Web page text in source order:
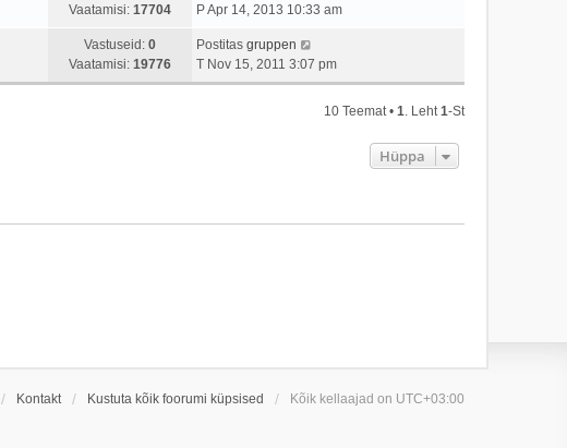
Vaatamisi: 17704
P Apr 14, 2013 10:33 am
Vastuseid: 0
Vaatamisi: 19776
Postitas gruppen
T Nov 15, 2011 3:07 pm
10 Teemat • 1. Leht1-st
Hüppa
Kontakt Kustuta kõik foorumi küpsised Kõik kellaajad on UTC+03:00